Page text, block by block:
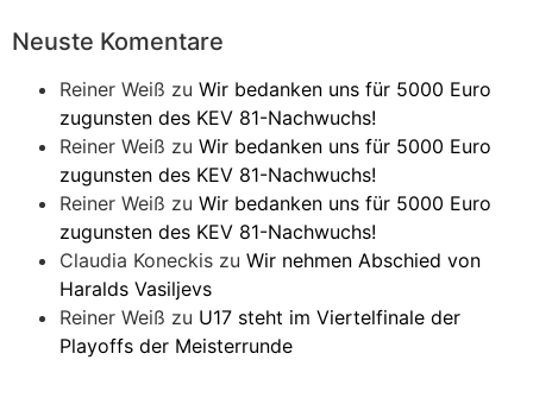
Neuste Komentare
Reiner Weiß zu Wir bedanken uns für 5000 Euro
zugunsten des KEV 81-Nachwuchs!
Reiner Weiß zu Wir bedanken uns für 5000 Euro
zugunsten des KEV 81-Nachwuchs!
Reiner Weiß zu Wir bedanken uns für 5000 Euro
zugunsten des KEV 81-Nachwuchs!
Claudia Koneckis zu Wir nehmen Abschied von
Haralds Vasiljevs
Reiner Weiß zu U17 steht im Viertelfinale der
Playoffs der Meisterrunde